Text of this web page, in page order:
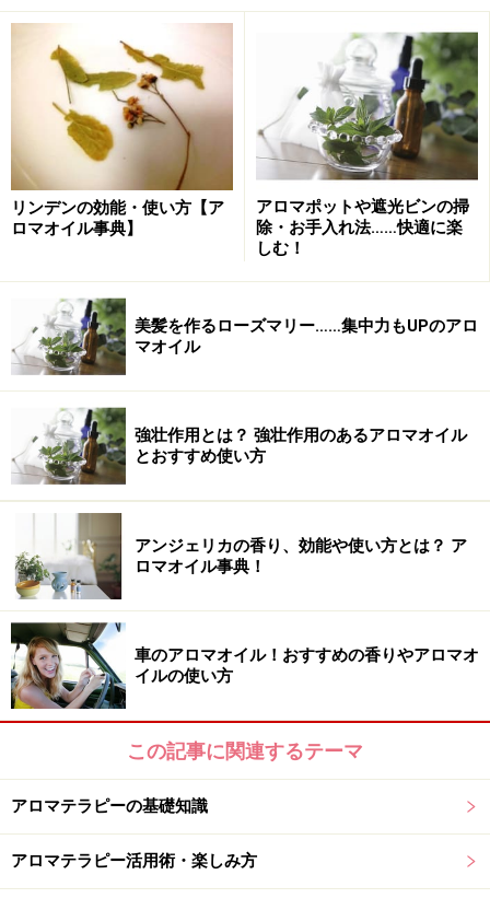
った部分に届きます。これらの部分は女性ホルモン分泌
に関係する部分。特に下垂体はホルモン分泌をコントロ
ールする中心的な存在です。つまり香りを嗅ぐことはホ
ルモンのバランスを調節することに影響を与えるという
わけ。
次のページからは、アロマを使ったリラクセーションや
魅惑的なバスト・ヒップ作り に関して具体的に説明しま
All Aboutビューティチームコラボ企画！
【本当に美しくなるオンナの肉体改造論】
「ダイエット」河口さんの記事：『美しい体脂肪・醜い
贅肉』
「美しい姿勢・歩き方」長坂さんの記事： 『“美の源”女
性ホルモンを制す！』
「ボディケア」柏木さんの記事：
ェクト』
「サプリメント・健康食品」マリーさんの記事：『女性
ホルモンをサプリで守る！』
※記事内容は執筆時点のものです。最新の内容をご確認くださ
い。
※個人の体質、また、誤った方法による実践に起因して肌荒れや
不調を引き起こす場合があります。実践の際には、必ず自身の体
質及び健康状態を十分に考慮し、正しい方法で行ってください。
リンデンの効能・使い方【ア
ロマオイル事典】
アロマポットや遮光ビンの掃
除・お手入れ法……快適に楽
しむ！
美髪を作るローズマリー……集中力もUPのアロ
マオイル
強壮作用とは？ 強壮作用のあるアロマオイル
とおすすめ使い方
アンジェリカの香り、効能や使い方とは？ ア
ロマオイル事典！
車のアロマオイル！おすすめの香りやアロマオ
イルの使い方
この記事に関連するテーマ
アロマテラピーの基礎知識
アロマテラピー活用術・楽しみ方